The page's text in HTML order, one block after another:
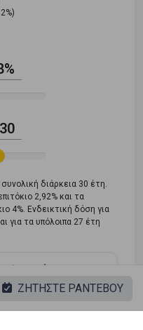
30
διάρκεια 30 έτη.
2,92% και τα
4%. Ενδεικτική δόση για
για τα υπόλοιπα 27 έτη
Δόσης
€ ΖΗΤΗΣΤΕ ΡΑΝΤΕΒΟΥ